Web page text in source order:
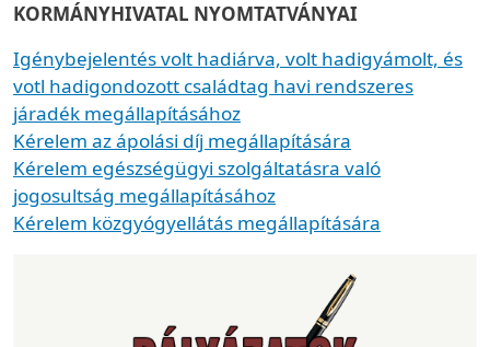
KORMÁNYHIVATAL NYOMTATVÁNYAI
Igénybejelentés volt hadiárva, volt hadigyámolt, és
votl hadigondozott családtag havi rendszeres
járadék megállapításához
Kérelem az ápolási díj megállapítására
Kérelem egészségügyi szolgáltatásra való
jogosultság megállapításához
Kérelem közgyógyellátás megállapítására